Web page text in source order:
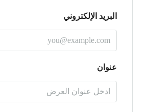
البريد الإلكتروني
عنوان